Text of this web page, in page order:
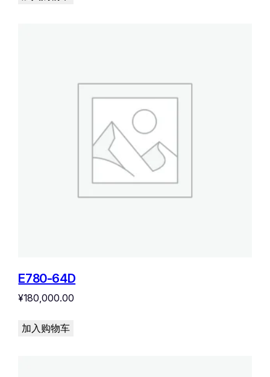
E780-64D
¥180,000.00
加入购物车